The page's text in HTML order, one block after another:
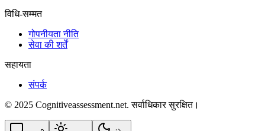
विधि-सम्‍मत
गोपनीयता नीति
सेवा की शर्तें
सहायता
संपर्क
© 2025 Cognitiveassessment.net. सर्वाधिकार सुरक्षित।